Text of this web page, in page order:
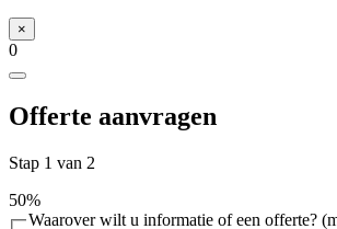
50
ZT-
5,0
inclusief
bediening
×
0
Offerte aanvragen
Stap 1 van 2
50%
Waarover wilt u informatie of een offerte?